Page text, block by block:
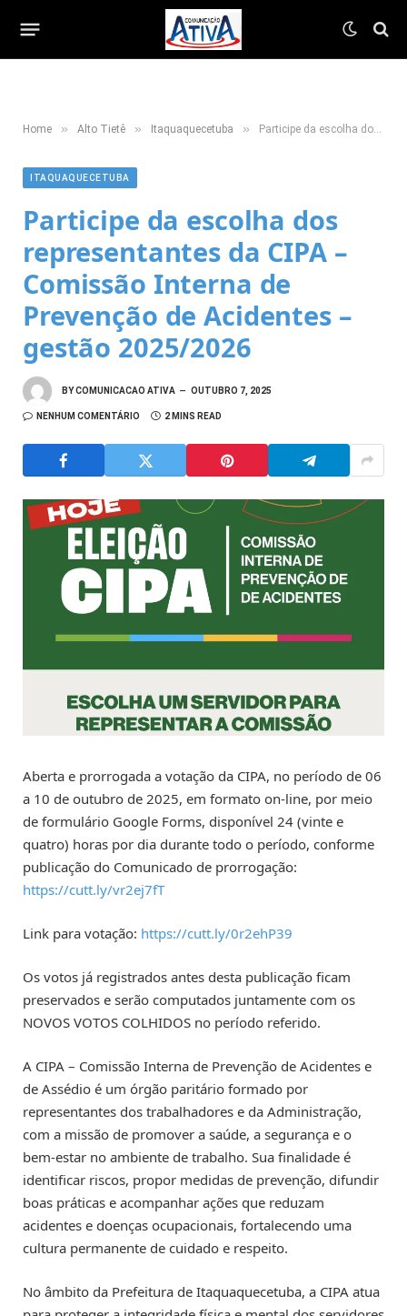
Home » Alto Tietê » Itaquaquecetuba » Participe da escolha dos representantes da CIPA – Comissão Interna de Prevenção de Acidentes – gestão 2025/2026
ITAQUAQUECETUBA
Participe da escolha dos
representantes da CIPA –
Comissão Interna de
Prevenção de Acidentes –
gestão 2025/2026
BYCOMUNICACAO ATIVA OUTUBRO 7, 2025
NENHUM COMENTÁRIO 2 MINS READ
Aberta e prorrogada a votação da CIPA, no período de 06
a 10 de outubro de 2025, em formato on-line, por meio
de formulário Google Forms, disponível 24 (vinte e
quatro) horas por dia durante todo o período, conforme
publicação do Comunicado de prorrogação:
https://cutt.ly/vr2ej7fT
Link para votação: https://cutt.ly/0r2ehP39
Os votos já registrados antes desta publicação ficam
preservados e serão computados juntamente com os
NOVOS VOTOS COLHIDOS no período referido.
A CIPA – Comissão Interna de Prevenção de Acidentes e
de Assédio é um órgão paritário formado por
representantes dos trabalhadores e da Administração,
com a missão de promover a saúde, a segurança e o
bem-estar no ambiente de trabalho. Sua finalidade é
identificar riscos, propor medidas de prevenção, difundir
boas práticas e acompanhar ações que reduzam
acidentes e doenças ocupacionais, fortalecendo uma
cultura permanente de cuidado e respeito.
No âmbito da Prefeitura de Itaquaquecetuba, a CIPA atua